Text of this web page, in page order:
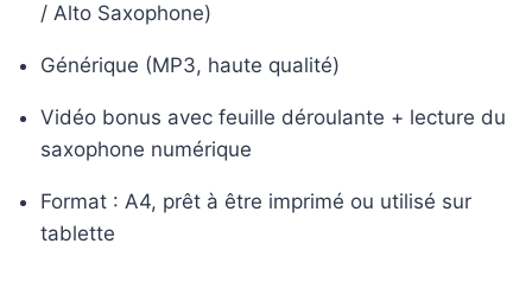
/ Alto Saxophone)
Générique (MP3, haute qualité)
Vidéo bonus avec feuille déroulante + lecture du
saxophone numérique
Format : A4, prêt à être imprimé ou utilisé sur
tablette